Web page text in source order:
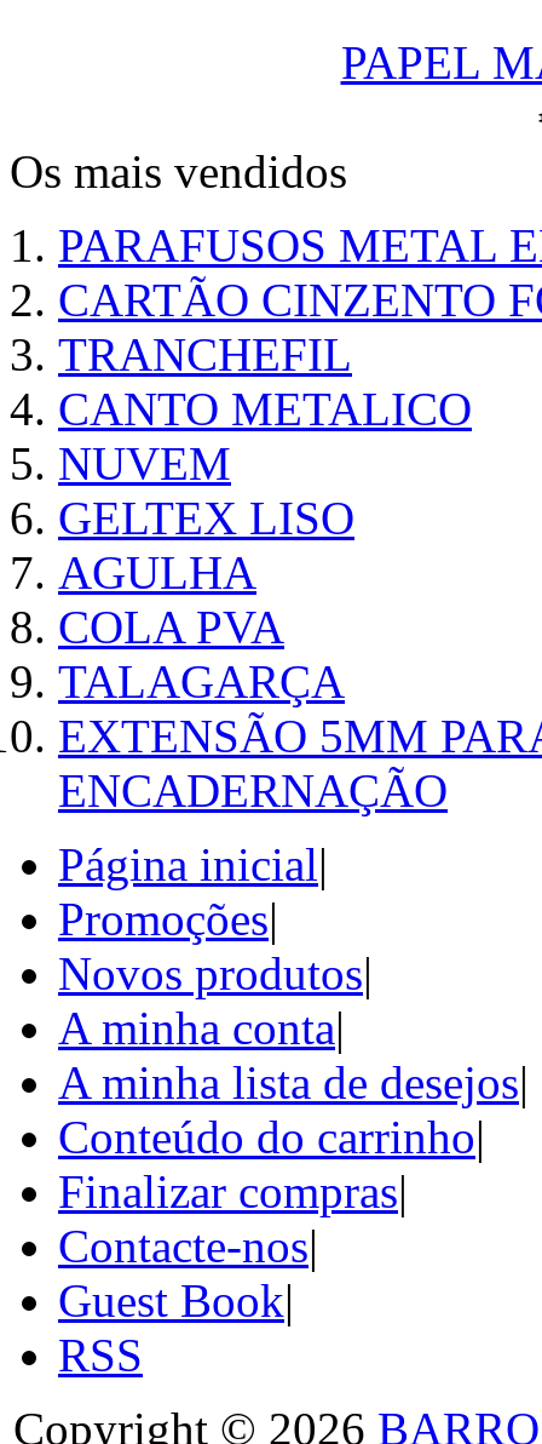
PAPEL
Os mais vendidos
PARAFUSOS METAL
CARTÃO CINZENTO
TRANCHEFIL
CANTO METALICO
NUVEM
GELTEX LISO
AGULHA
COLA PVA
TALAGARÇA
EXTENSÃO 5MM
ENCADERNAÇÃO
Página inicial|
Promoções|
Novos produtos|
A minha conta|
A minha lista de desejos|
Conteúdo do carrinho|
Finalizar compras|
Contacte-nos|
Guest Book|
RSS
Copyright © 2026